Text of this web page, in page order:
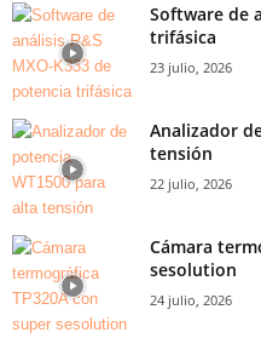
Software de
trifásica
23 julio, 2026
Analizador
tensión
22 julio, 2026
Cámara
sesolution
24 julio, 2026